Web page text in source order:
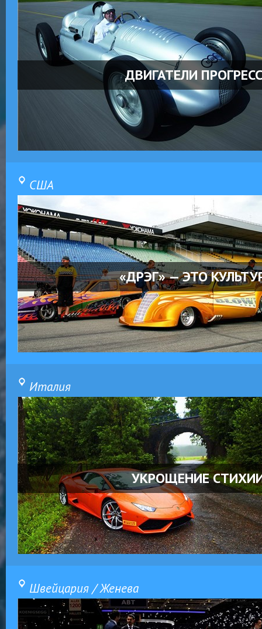
ДВИГАТЕЛИ
США
«ДРЭГ» — ЭТО
Италия
УКРОЩЕНИЕ
Швейцария / Женева